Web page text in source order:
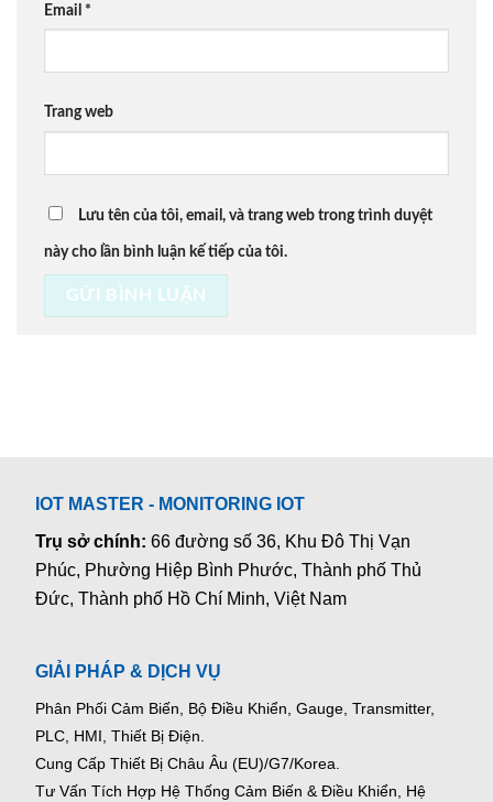
Email *
Trang web
Lưu tên của tôi, email, và trang web trong trình duyệt
này cho lần bình luận kế tiếp của tôi.
IOT MASTER - MONITORING IOT
Trụ sở chính:66 đường số 36, Khu Đô Thị Vạn
Phúc, Phường Hiệp Bình Phước, Thành phố Thủ
Đức, Thành phố Hồ Chí Minh, Việt Nam
GIẢI PHÁP & DỊCH VỤ
Phân Phối Cảm Biến, Bộ Điều Khiển, Gauge, Transmitter,
PLC, HMI, Thiết Bị Điện.
Cung Cấp Thiết Bị Châu Âu (EU)/G7/Korea.
Tư Vấn Tích Hợp Hệ Thống Cảm Biến & Điều Khiển, Hệ